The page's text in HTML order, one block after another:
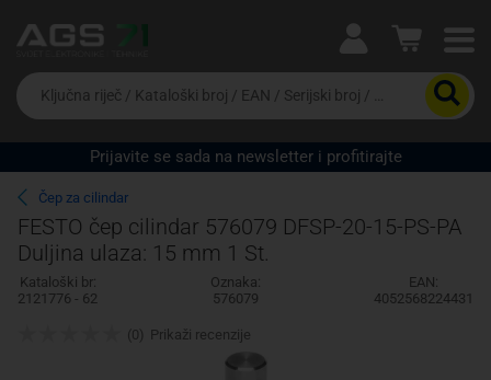
Ova postavka prilagođava asortiman proizvoda i
cijene vašim potrebama.
Da
biste
potražili
proizvod,
unesite
ključnu
riječ,
kataloški
broj,
EAN
ili
Prijavite se sada na newsletter i profitirajte
Čep za cilindar
FESTO čep cilindar 576079 DFSP-20-15-PS-PA
Duljina ulaza: 15 mm 1 St.
Kataloški br:
2121776 - 62
Oznaka:
576079
EAN:
4052568224431
(0) Prikaži recenzije